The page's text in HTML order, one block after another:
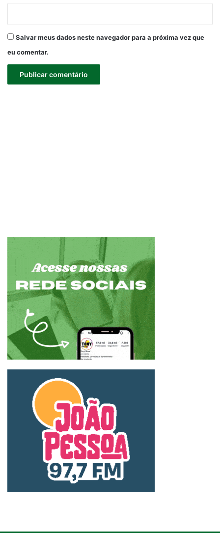
Salvar meus dados neste navegador para a próxima vez que
eu comentar.